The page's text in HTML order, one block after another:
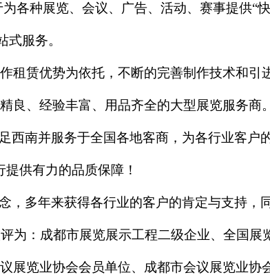
各种展览、会议、广告、活动、赛事提供“快
式服务。
租赁优势为依托，不断的完善制作技术和引
良、经验丰富、用品齐全的大型展览服务商。
西南并服务于全国各地客商，为各行业客户
供有力的品质保障！
，多年来获得各行业的客户的肯定与支持，
为：成都市展览展示工程二级企业、全国展
展览业协会会员单位、成都市会议展览业协